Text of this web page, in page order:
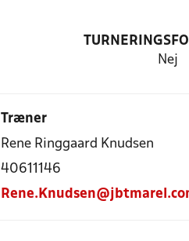
Nej
Træner
Rene Ringgaard Knudsen
40611146